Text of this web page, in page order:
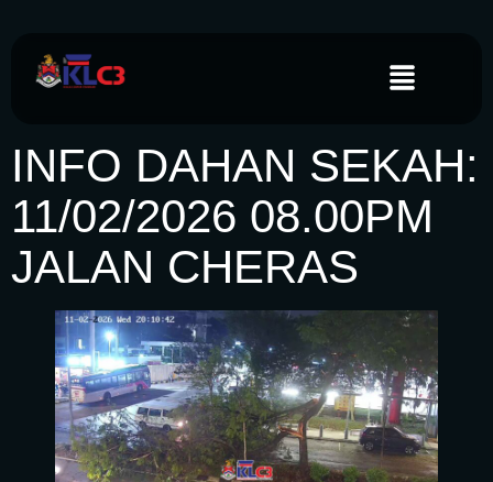
INFO DAHAN SEKAH:
11/02/2026 08.00PM
JALAN CHERAS